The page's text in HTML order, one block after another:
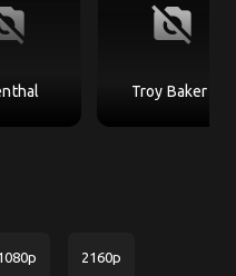
no_photography
Troy Baker
2160p